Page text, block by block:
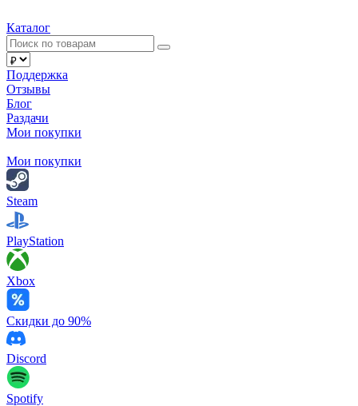
Каталог
Поддержка
Отзывы
Блог
Раздачи
Мои покупки
Мои покупки
Steam
PlayStation
Xbox
Скидки до 90%
Discord
Spotify